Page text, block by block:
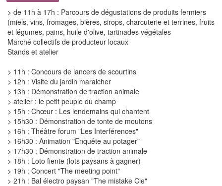
> de 11h à 17h : Parcours de dégustations de produits fermiers
(miels, vins, fromages, bières, sirops, charcuterie et terrines, fruits
et légumes, pains, huile d'olive, tartinades végétales
Marché collectifs de producteur locaux
Stands et atelier
> 11h : Concours de lancers de scourtins
> 12h : Visite du jardin maraicher
> 13h : Démonstration de traction animale
> atelier : le petit peuple du champ
> 15h : Chœur : Les lendemains qui chantent
> 15h30 : Démonstration de tonte de moutons
> 16h : Théâtre forum "Les Interférences"
> 16h30 : Animation "Enquête au potager"
> 17h30 : Démonstration de traction animale
> 18h : Loto fiente (lots paysans à gagner)
> 19h : Concert "The meeting point"
> 21h : Bal électro paysan "The mistake Cie"